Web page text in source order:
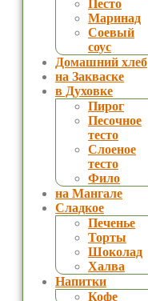
Песто
Маринад
Соевый
соус
Домашний хлеб
на Закваске
в Духовке
Пирог
Песочное
тесто
Слоеное
тесто
Фило
на Мангале
Сладкое
Печенье
Торты
Шоколад
Халва
Напитки
Кофе